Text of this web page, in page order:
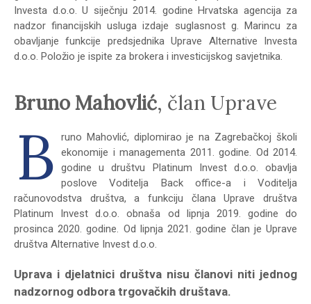
Investa d.o.o. U siječnju 2014. godine Hrvatska agencija za
nadzor financijskih usluga izdaje suglasnost g. Marincu za
obavljanje funkcije predsjednika Uprave Alternative Investa
d.o.o. Položio je ispite za brokera i investicijskog savjetnika.
Bruno Mahovlić, član Uprave
B
runo Mahovlić, diplomirao je na Zagrebačkoj školi
ekonomije i managementa 2011. godine. Od 2014.
godine u društvu Platinum Invest d.o.o. obavlja
poslove Voditelja Back office-a i Voditelja
računovodstva društva, a funkciju člana Uprave društva
Platinum Invest d.o.o. obnaša od lipnja 2019. godine do
prosinca 2020. godine. Od lipnja 2021. godine član je Uprave
društva Alternative Invest d.o.o.
Uprava i djelatnici društva nisu članovi niti jednog
nadzornog odbora trgovačkih društava.